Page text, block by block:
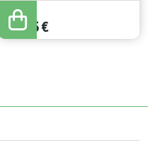
27,50
24,75€